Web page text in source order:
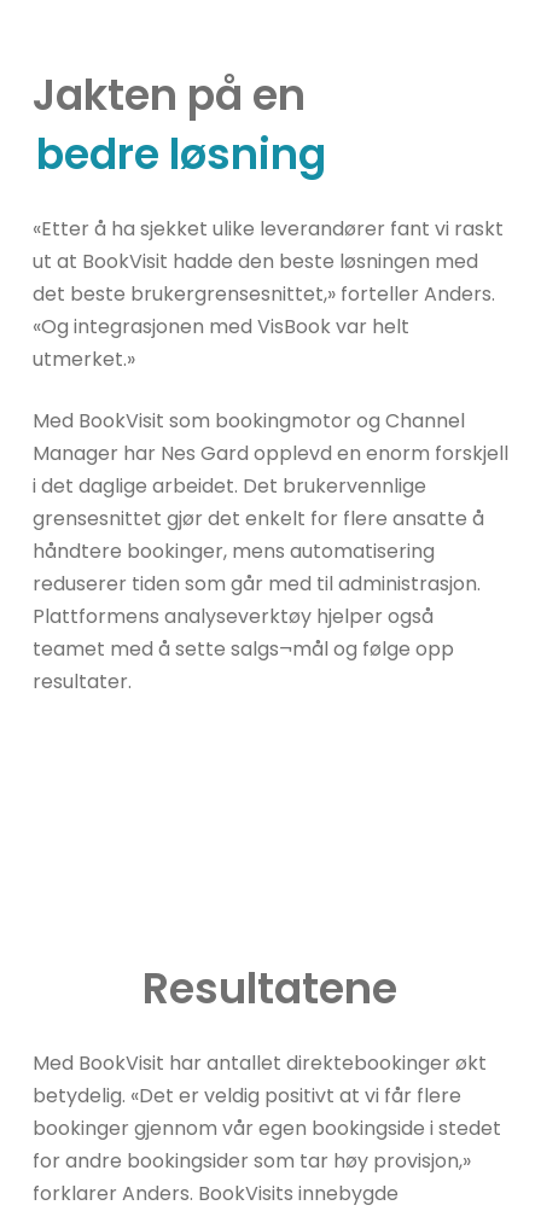
Jakten på en
bedre løsning
«Etter å ha sjekket ulike leverandører fant vi raskt
ut at BookVisit hadde den beste løsningen med
det beste brukergrensesnittet,» forteller Anders.
«Og integrasjonen med VisBook var helt
utmerket.»
Med BookVisit som bookingmotor og Channel
Manager har Nes Gard opplevd en enorm forskjell
i det daglige arbeidet. Det brukervennlige
grensesnittet gjør det enkelt for flere ansatte å
håndtere bookinger, mens automatisering
reduserer tiden som går med til administrasjon.
Plattformens analyseverktøy hjelper også
teamet med å sette salgs¬mål og følge opp
resultater.
Resultatene
Med BookVisit har antallet direktebookinger økt
betydelig. «Det er veldig positivt at vi får flere
bookinger gjennom vår egen bookingside i stedet
for andre bookingsider som tar høy provisjon,»
forklarer Anders. BookVisits innebygde